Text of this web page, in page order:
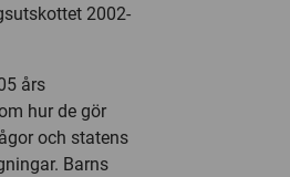
2002-
års
hur de gör
och statens
Barns